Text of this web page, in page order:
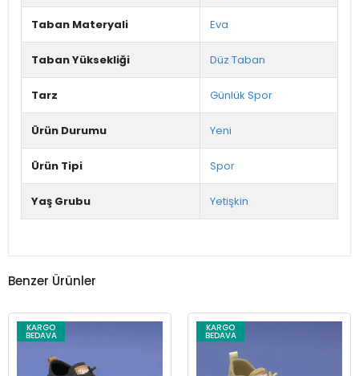
Taban Materyali Eva
Taban Yüksekliği Düz Taban
Tarz Günlük Spor
Ürün Durumu Yeni
Ürün Tipi Spor
Yaş Grubu Yetişkin
Benzer Ürünler
KARGO
BEDAVA
KARGO
BEDAVA